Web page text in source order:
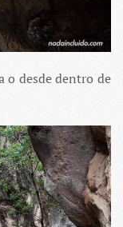
o desde dentro de